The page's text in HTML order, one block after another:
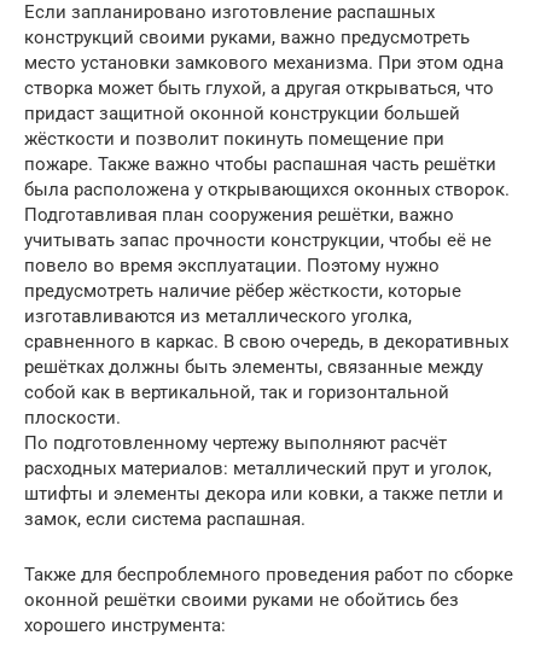
Если запланировано изготовление распашных
конструкций своими руками, важно предусмотреть
место установки замкового механизма. При этом одна
створка может быть глухой, а другая открываться, что
придаст защитной оконной конструкции большей
жёсткости и позволит покинуть помещение при
пожаре. Также важно чтобы распашная часть решётки
была расположена у открывающихся оконных створок.
Подготавливая план сооружения решётки, важно
учитывать запас прочности конструкции, чтобы её не
повело во время эксплуатации. Поэтому нужно
предусмотреть наличие рёбер жёсткости, которые
изготавливаются из металлического уголка,
сравненного в каркас. В свою очередь, в декоративных
решётках должны быть элементы, связанные между
собой как в вертикальной, так и горизонтальной
плоскости.
По подготовленному чертежу выполняют расчёт
расходных материалов: металлический прут и уголок,
штифты и элементы декора или ковки, а также петли и
замок, если система распашная.
Также для беспроблемного проведения работ по сборке
оконной решётки своими руками не обойтись без
хорошего инструмента: